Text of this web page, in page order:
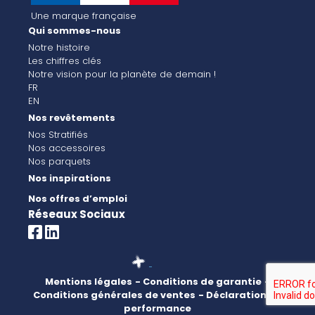
Une marque française
Qui sommes-nous
Notre histoire
Les chiffres clés
Notre vision pour la planète de demain !
FR
EN
Nos revêtements
Nos Stratifiés
Nos accessoires
Nos parquets
Nos inspirations
Nos offres d’emploi
Réseaux Sociaux
Mentions légales - Conditions de garantie -
Conditions générales de ventes - Déclaration de
performance